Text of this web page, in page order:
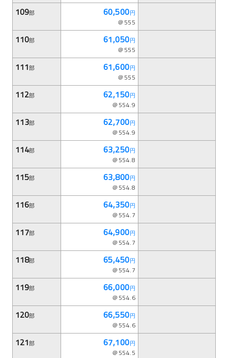
109部 60,500円
＠555
110部 61,050円
＠555
111部 61,600円
＠555
112部 62,150円
＠554.9
113部 62,700円
＠554.9
114部 63,250円
＠554.8
115部 63,800円
＠554.8
116部 64,350円
＠554.7
117部 64,900円
＠554.7
118部 65,450円
＠554.7
119部 66,000円
＠554.6
120部 66,550円
＠554.6
121部 67,100円
＠554.5